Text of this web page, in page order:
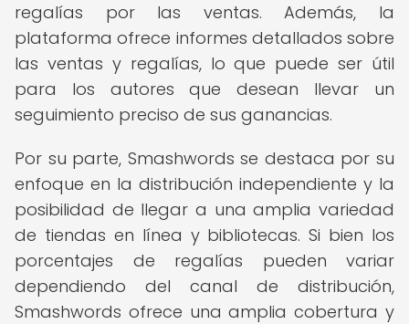
regalías por las ventas. Además, la
plataforma ofrece informes detallados sobre
las ventas y regalías, lo que puede ser útil
para los autores que desean llevar un
seguimiento preciso de sus ganancias.
Por su parte, Smashwords se destaca por su
enfoque en la distribución independiente y la
posibilidad de llegar a una amplia variedad
de tiendas en línea y bibliotecas. Si bien los
porcentajes de regalías pueden variar
dependiendo del canal de distribución,
Smashwords ofrece una amplia cobertura y